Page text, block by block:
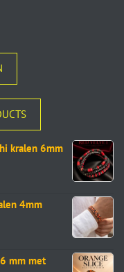
kralen 6mm
4mm
mm met